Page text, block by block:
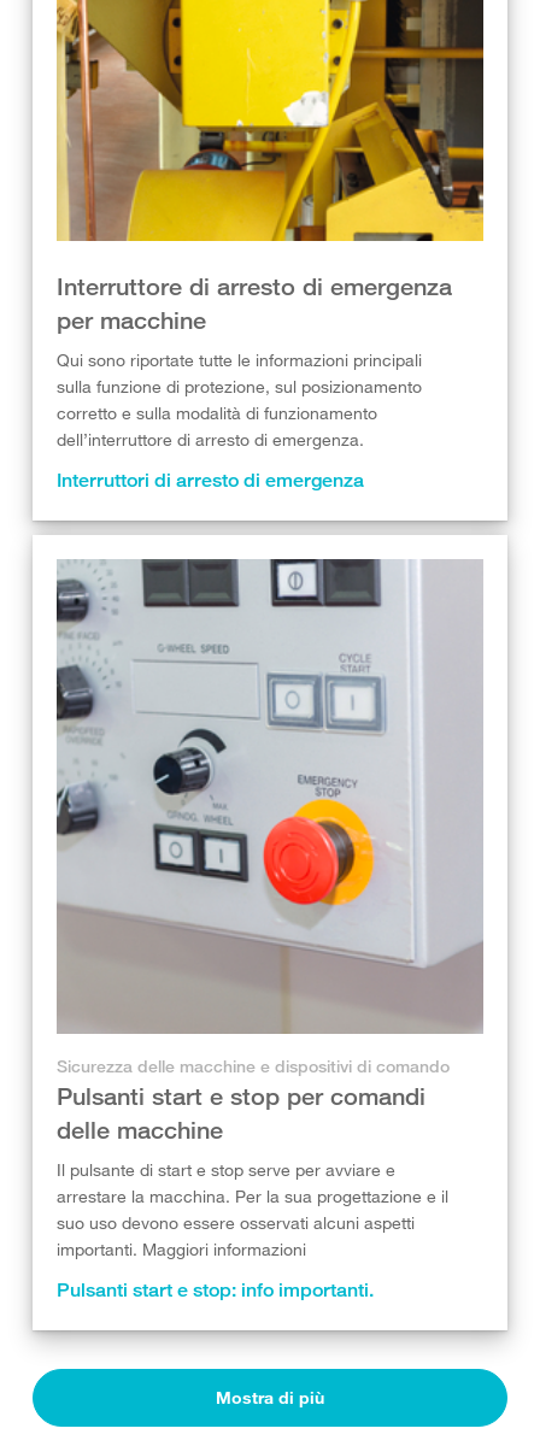
Interruttore di arresto di emergenza
per macchine
Qui sono riportate tutte le informazioni principali
sulla funzione di protezione, sul posizionamento
corretto e sulla modalità di funzionamento
dell’interruttore di arresto di emergenza.
Interruttori di arresto di emergenza
Sicurezza delle macchine e dispositivi di comando
Pulsanti start e stop per comandi
delle macchine
Il pulsante di start e stop serve per avviare e
arrestare la macchina. Per la sua progettazione e il
suo uso devono essere osservati alcuni aspetti
importanti. Maggiori informazioni
Pulsanti start e stop: info importanti.
Mostra di più